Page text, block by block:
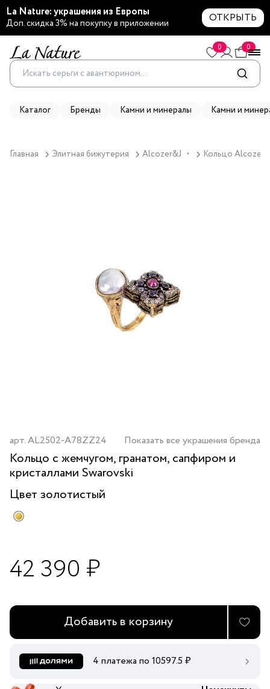
La Nature: украшения из Европы
Доп. скидка 3% на покупку в приложении ОТКРЫТЬ
0 0
Каталог Бренды Камни и минералы Камни и
Главная Элитная бижутерия Alcozer&J ▼ Кольцо
арт.AL2502-A78ZZ24 Показать все украшения бренда
Кольцо с жемчугом, гранатом, сапфиром и
кристаллами Swarovski
Цвет золотистый
42 390 ₽
Добавить в корзину
4 платежа по 10597.5 ₽